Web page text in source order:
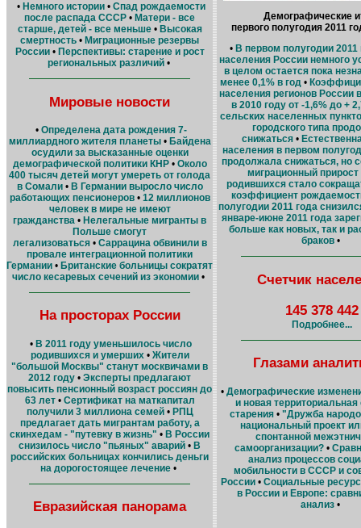
• Немного истории• Спад рождаемости
после распада СССР • Матери - все
старше, детей - все меньше• Высокая
смертность • Миграционные резервы
России• Перспективы: старение и рост
региональных различий•
Мировые новости
• Определена дата рождения 7-
миллиардного жителя планеты• Байдена
осудили за высказанные оценки
демографической политики КНР• Около
400 тысяч детей могут умереть от голода
в Сомали• В Германии выросло число
работающих пенсионеров• 12 миллионов
человек в мире не имеют
гражданства • Нелегальные мигранты в
Польше смогут
легализоваться• Саррацина обвинили в
провале интеграционной политики
Германии • Британские больницы сократят
число кесаревых сечений из экономии •
На просторах России
• В 2011 году уменьшилось число
родившихся и умерших•Жители
"большой Москвы" станут москвичами в
2012 году • Эксперты предлагают
повысить пенсионный возраст россиян до
63 лет•Сертификат на маткапитал
получили 3 миллиона семей•РПЦ
предлагает дать мигрантам работу, а
скинхедам - "путевку в жизнь" • В России
снизилось число "пьяных" аварий • В
российских больницах кончились деньги
на дорогостоящее лечение •
Евразийская панорама
Демографические
первого полугодия 2011
• В первом полугодии
населения России немного
в целом остается пока
менее 0,1% в год •
населения регионов России
в 2010 году от -1,6% до +
сельских населенных
городского типа
снижаться•
населения в первом
продолжала снижаться, но
миграционный прирост
родившихся стало
коэффициент
полугодии 2011 года
январе-июне 2011 года
больше как новых, так и
браков•
Счетчик
145 378 442
Подробнее...
Глазами
• Демографические
и новая территориальная
старения • "Дружба
национальный проект
спонтанной
самоорганизации?•
анализ процессов
мобильности в СССР и
России• Социальные
в России и Европе:
анализ •